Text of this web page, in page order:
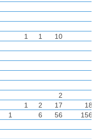
1 1
10
2
1 2 17
18
1 6 56
156